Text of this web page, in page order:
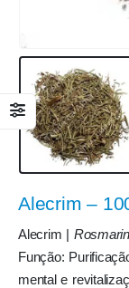
Alecrim –
Alecrim |
Função:
mental e